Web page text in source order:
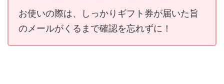
お使いの際は、しっかりギフト券が届いた旨
のメールがくるまで確認を忘れずに！